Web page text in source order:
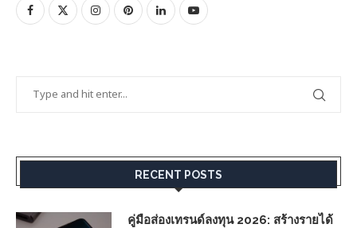
RECENT POSTS
คู่มือส่องเทรนด์ลงทุน 2026: สร้างรายได้